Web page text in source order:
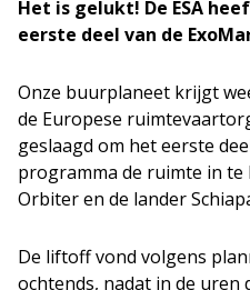
Het is gelukt! De ESA
eerste deel van de
Onze buurplaneet krijgt
de Europese
geslaagd om het eerste
programma de ruimte in te
Orbiter en de lander
De liftoff vond volgens
ochtends, nadat in de